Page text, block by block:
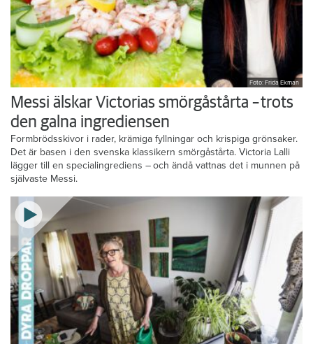
Foto: Frida Ekman
Messi älskar Victorias smörgåstårta – trots
den galna ingrediensen
Formbrödsskivor i rader, krämiga fyllningar och krispiga grönsaker.
Det är basen i den svenska klassikern smörgåstårta. Victoria Lalli
lägger till en specialingrediens – och ändå vattnas det i munnen på
självaste Messi.